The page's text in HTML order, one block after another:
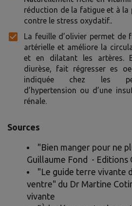
réduction de la fatigue et à la
contre le stress oxydatif..
La feuille d’olivier permet de
artérielle et améliore la
et en dilatant les artères.
diurèse, fait régresser es
indiquée chez les
d’hypertension ou d’une
rénale.
Sources
"Bien manger pour ne
Guillaume Fond - Editions
"Le guide terre vivante
ventre" du Dr Martine
vivante